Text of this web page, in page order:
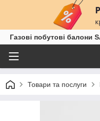
Газові побутові балони
Товари та послуги